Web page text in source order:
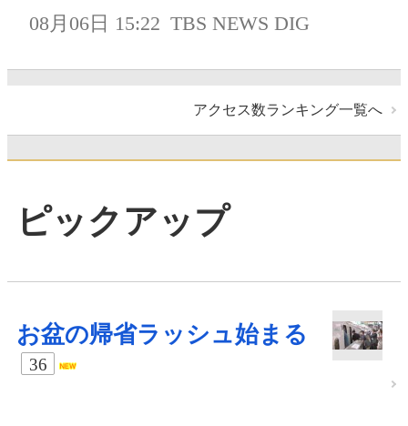
08月06日 15:22 TBS NEWS DIG
アクセス数ランキング一覧へ
ピックアップ
お盆の帰省ラッシュ始まる
36